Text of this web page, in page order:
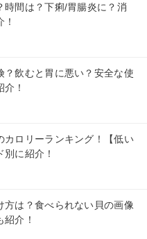
時間は？下痢/胃腸炎に？消
？飲むと胃に悪い？安全な使
！
カロリーランキング！【低い
に紹介！
方は？食べられない貝の画像
介！